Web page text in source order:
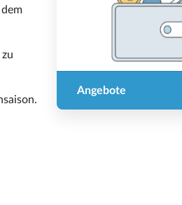
Angebote